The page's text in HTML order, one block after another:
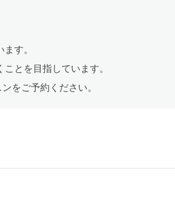
す。
とを目指しています。
をご予約ください。